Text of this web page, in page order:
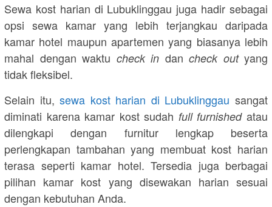
Sewa kost harian di Lubuklinggau juga hadir sebagai
opsi sewa kamar yang lebih terjangkau daripada
kamar hotel maupun apartemen yang biasanya lebih
mahal dengan waktu check in dan check out yang
tidak fleksibel.
Selain itu,sewa kost harian di Lubuklinggau sangat
diminati karena kamar kost sudah full furnishedatau
dilengkapi dengan furnitur lengkap beserta
perlengkapan tambahan yang membuat kost harian
terasa seperti kamar hotel. Tersedia juga berbagai
pilihan kamar kost yang disewakan harian sesuai
dengan kebutuhan Anda.